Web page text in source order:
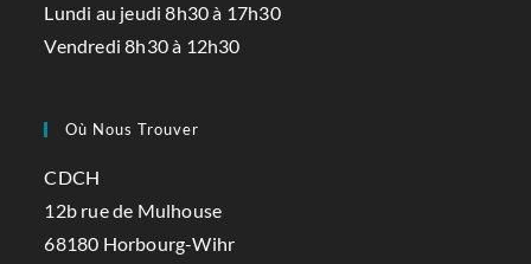
Lundi au jeudi 8h30 à 17h30
Vendredi 8h30 à 12h30
Où Nous Trouver
CDCH
12b rue de Mulhouse
68180 Horbourg-Wihr